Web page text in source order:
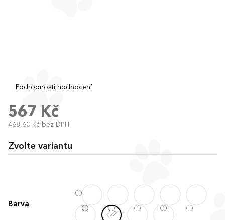
Průměrné
produktu
je
0,0
5
hvězdiček.
Podrobnosti hodnocení
567 Kč
468,60 Kč bez DPH
Měrná
Zvolte variantu
Barva